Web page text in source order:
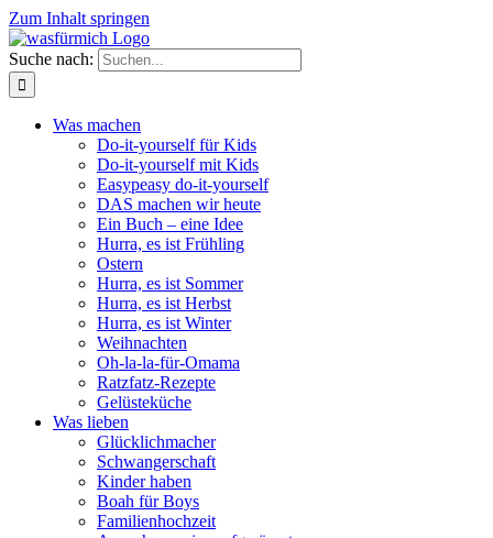
Zum Inhalt springen
Suche nach:
Was machen
Do-it-yourself für Kids
Do-it-yourself mit Kids
Easypeasy do-it-yourself
DAS machen wir heute
Ein Buch – eine Idee
Hurra, es ist Frühling
Ostern
Hurra, es ist Sommer
Hurra, es ist Herbst
Hurra, es ist Winter
Weihnachten
Oh-la-la-für-Omama
Ratzfatz-Rezepte
Gelüsteküche
Was lieben
Glücklichmacher
Schwangerschaft
Kinder haben
Boah für Boys
Familienhochzeit